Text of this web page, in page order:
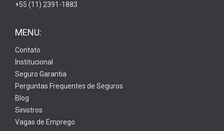
+55 (11) 2391-1883
MENU:
Contato
Institucional
Seguro Garantia
Perguntas Frequentes de Seguros
Blog
Sinistros
Vagas de Emprego